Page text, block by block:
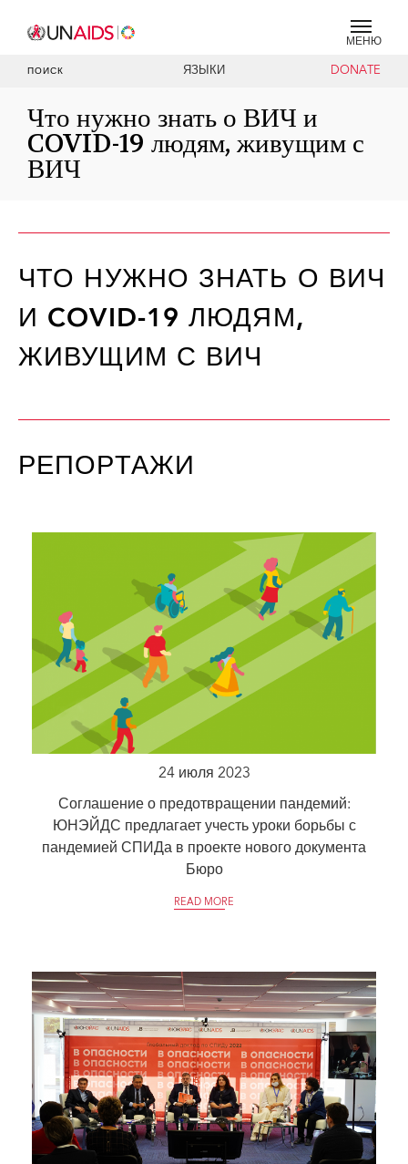
МЕНЮ
ПОИСК ЯЗЫКИ DONATE
Что нужно знать о ВИЧ и
COVID-19 людям, живущим с
ВИЧ
ЧТО НУЖНО ЗНАТЬ О ВИЧ
И COVID-19 ЛЮДЯМ,
ЖИВУЩИМ С ВИЧ
РЕПОРТАЖИ
24 июля 2023
Соглашение о предотвращении пандемий:
ЮНЭЙДС предлагает учесть уроки борьбы с
пандемией СПИДа в проекте нового документа
Бюро
READ MORE